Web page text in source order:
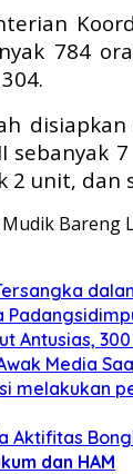
784
sebanyak
2 unit,
Antusias,
Media
melakukan
Aktifitas
dan HAM